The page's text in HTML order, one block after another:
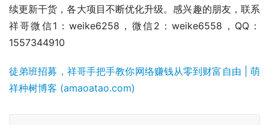
续更新干货，各大项目不断优化升级。感兴趣的朋友，联系
祥哥微信1：weike6258，微信2：weike6558，QQ：
1557344910
徒弟班招募，祥哥手把手教你网络赚钱从零到财富自由 | 萌
祥种树博客 (amaoatao.com)